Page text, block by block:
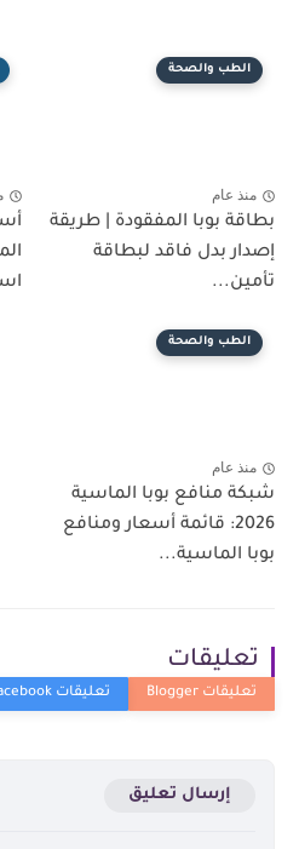
الطب والصحة
منذ عام
بطاقة بوبا المفقودة | طريقة
إصدار بدل فاقد لبطاقة
تأمين...
الطب والصحة
منذ عام
شبكة منافع بوبا الماسية
2026: قائمة أسعار ومنافع
بوبا الماسية...
تعليقات
إرسال تعليق